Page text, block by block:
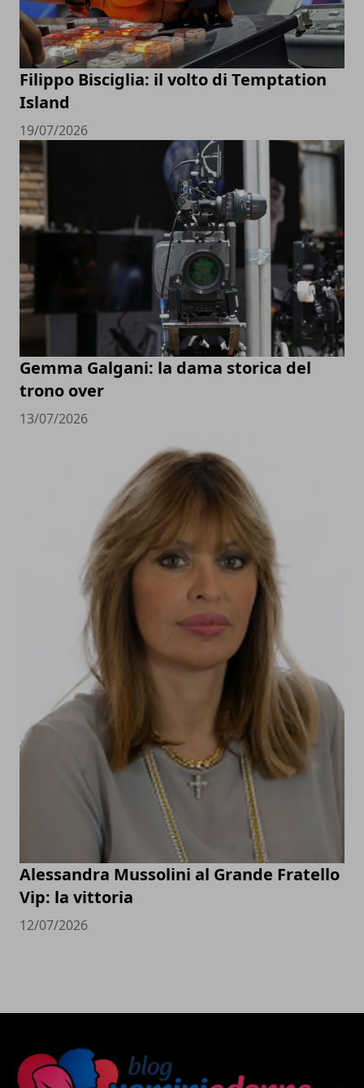
Filippo Bisciglia: il volto di Temptation
Island
19/07/2026
Gemma Galgani: la dama storica del
trono over
13/07/2026
Alessandra Mussolini al Grande Fratello
Vip: la vittoria
12/07/2026